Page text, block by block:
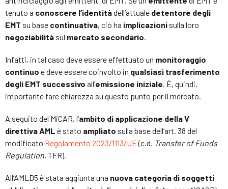
tenuto a conoscere l’identitàdell’attuale detentore degli
EMT su base continuativa, ciò ha implicazioni sulla loro
negoziabilità sul mercato secondario.
Infatti, in tal caso deve essere effettuato un monitoraggio
continuo e deve essere coinvolto in qualsiasi trasferimento
degli EMT successivo all’emissione iniziale. È, quindi,
importante fare chiarezza su questo punto per il mercato.
A seguito del MiCAR, l’ambito di applicazione della V
direttiva AML è stato ampliato sulla base dell’art. 38 del
modificato Regolamento 2023/1113/UE(c.d. Transfer of Funds
Regulation, TFR).
All’AMLD5 è stata aggiunta una nuova categoria di soggetti